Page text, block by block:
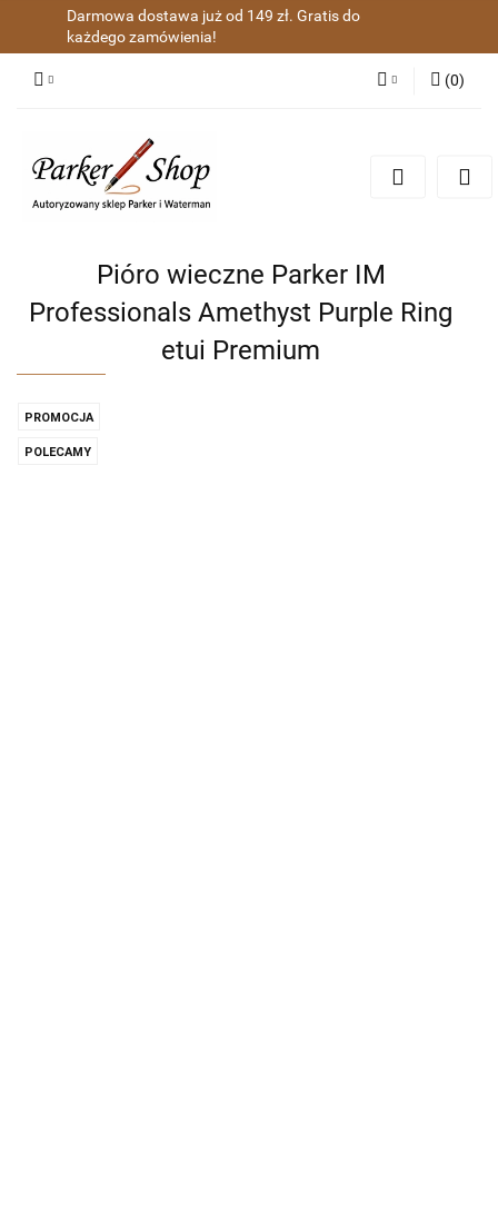
Darmowa dostawa już od 149 zł. Gratis do
każdego zamówienia!
Zarejestruj się
(0)
Pióro wieczne Parker IM
Professionals Amethyst Purple Ring
etui Premium
PROMOCJA
POLECAMY